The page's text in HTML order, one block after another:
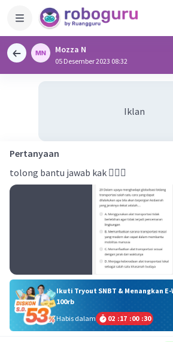
Mozza N
05 Desember 2023 08:32
Iklan
Pertanyaan
tolong bantu jawab kak 🙇🏻‍♀️
Ikuti Tryout SNBT & Menangkan
100rb
Habis dalam
02 :17 :00 :30